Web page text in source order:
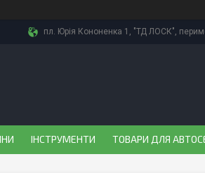
пл. Юрія Кононенка 1, "ТД ЛОСК",
ІНСТРУМЕНТИ ТОВАРИ ДЛЯ